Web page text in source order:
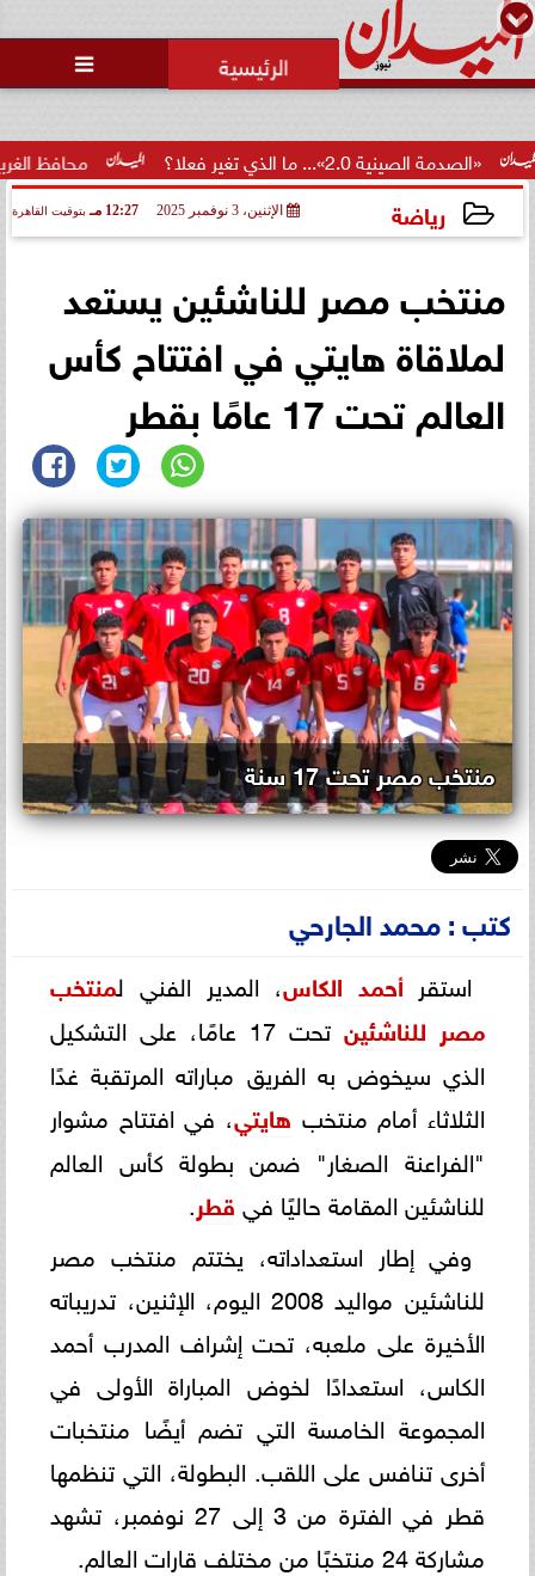

محافظ الغربية يكرم 100 من أوائل الجمهورية والمحافظة ويؤكد: الاستثمار... 2.0»... ما الذي تغير فعلا؟
رياضة الإثنين، 3 نوفمبر 2025 12:27 مـ بتوقيت القاهرة
منتخب مصر للناشئين يستعد
لملاقاة هايتي في افتتاح كأس
العالم تحت 17 عامًا بقطر
منتخب مصر تحت 17 سنة
كتب : محمد الجارحي
استقرأحمد الكاس، المدير الفني لمنتخب
مصر للناشئين
تحت 17 عامًا، على التشكيل
الذي سيخوض به الفريق مباراته المرتقبة غدًا
الثلاثاء أمام منتخب هايتي، في افتتاح مشوار
"الفراعنة الصغار" ضمن بطولة كأس العالم
للناشئين المقامة حاليًا في قطر
وفي إطار استعداداته، يختتم منتخب مصر
للناشئين مواليد 2008 اليوم، الإثنين، تدريباته
الأخيرة على ملعبه، تحت إشراف المدرب أحمد
الكاس، استعدادًا لخوض المباراة الأولى في
المجموعة الخامسة التي تضم أيضًا منتخبات
أخرى تنافس على اللقب. البطولة، التي تنظمها
قطر في الفترة من 3 إلى 27 نوفمبر، تشهد
مشاركة 24 منتخبًا من مختلف قارات العالم.